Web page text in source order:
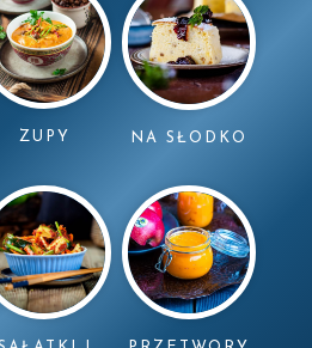
ZUPY NA SŁODKO